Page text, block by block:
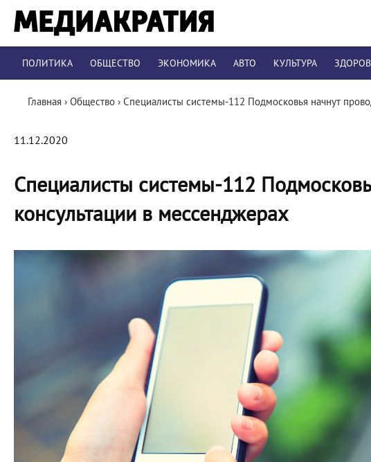
ПОЛИТИКА ОБЩЕСТВО ЭКОНОМИКА АВТО КУЛЬТУРА
Главная › Общество › Специалисты системы-112 Подмосковья начнут
11.12.2020
Специалисты системы-112
консультации в мессенджерах